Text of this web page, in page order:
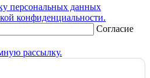
персональных данных
конфиденциальности.
Согласие
рассылку.